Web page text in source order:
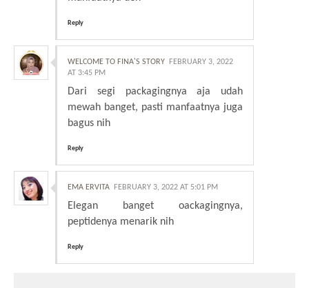
Reply
WELCOME TO FINA'S STORY
FEBRUARY 3, 2022
AT 3:45 PM
Dari segi packagingnya aja udah
mewah banget, pasti manfaatnya juga
bagus nih
Reply
EMA ERVITA FEBRUARY 3, 2022 AT 5:01 PM
Elegan banget oackagingnya,
peptidenya menarik nih
Reply